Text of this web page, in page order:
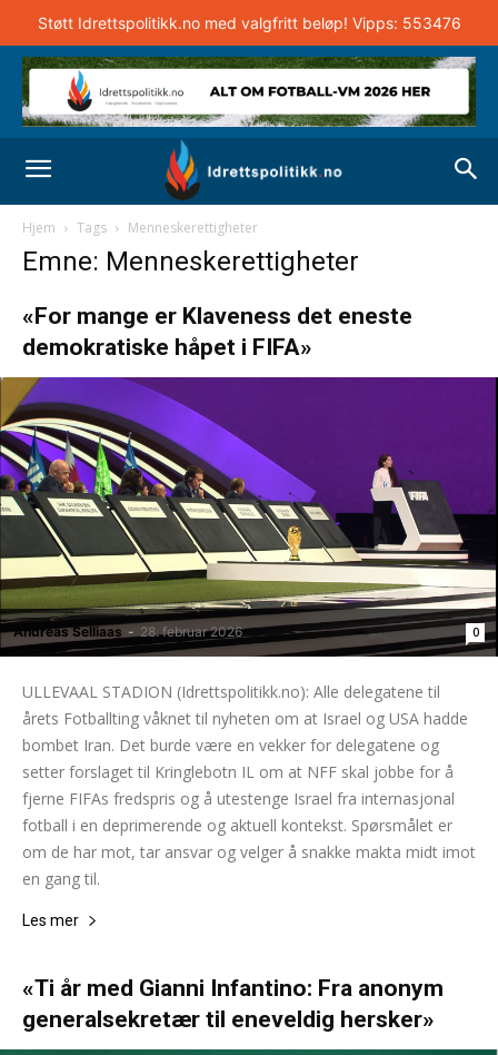
Støtt Idrettspolitikk.no med valgfritt beløp! Vipps: 553476
Hjem Tags Menneskerettigheter
Emne: Menneskerettigheter
«For mange er Klaveness det eneste
demokratiske håpet i FIFA»
Andreas Selliaas - 28. februar 2026 0
ULLEVAAL STADION (Idrettspolitikk.no): Alle delegatene til
årets Fotballting våknet til nyheten om at Israel og USA hadde
bombet Iran. Det burde være en vekker for delegatene og
setter forslaget til Kringlebotn IL om at NFF skal jobbe for å
fjerne FIFAs fredspris og å utestenge Israel fra internasjonal
fotball i en deprimerende og aktuell kontekst. Spørsmålet er
om de har mot, tar ansvar og velger å snakke makta midt imot
en gang til.
Les mer
«Ti år med Gianni Infantino: Fra anonym
generalsekretær til eneveldig hersker»